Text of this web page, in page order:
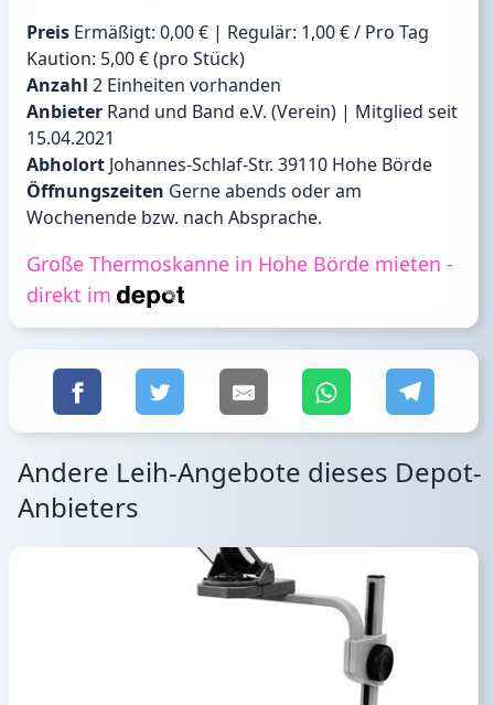
Preis Ermäßigt: 0,00 € | Regulär: 1,00 € / Pro Tag
Kaution: 5,00 € (pro Stück)
Anzahl 2 Einheiten vorhanden
Anbieter Rand und Band e.V. (Verein) | Mitglied seit
15.04.2021
Abholort Johannes-Schlaf-Str. 39110 Hohe Börde
Öffnungszeiten Gerne abends oder am
Wochenende bzw. nach Absprache.
Große Thermoskanne in Hohe Börde mieten -
direkt im
Andere Leih-Angebote dieses Depot-
Anbieters